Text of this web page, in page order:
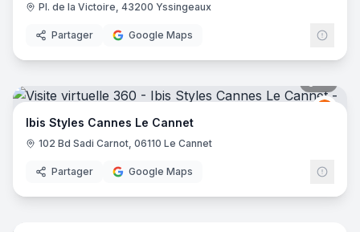
Pl. de la Victoire, 43200 Yssingeaux
Partager Google Maps
Ibis
Ibis Styles Cannes Le Cannet
102 Bd Sadi Carnot, 06110 Le Cannet
Partager Google Maps
10